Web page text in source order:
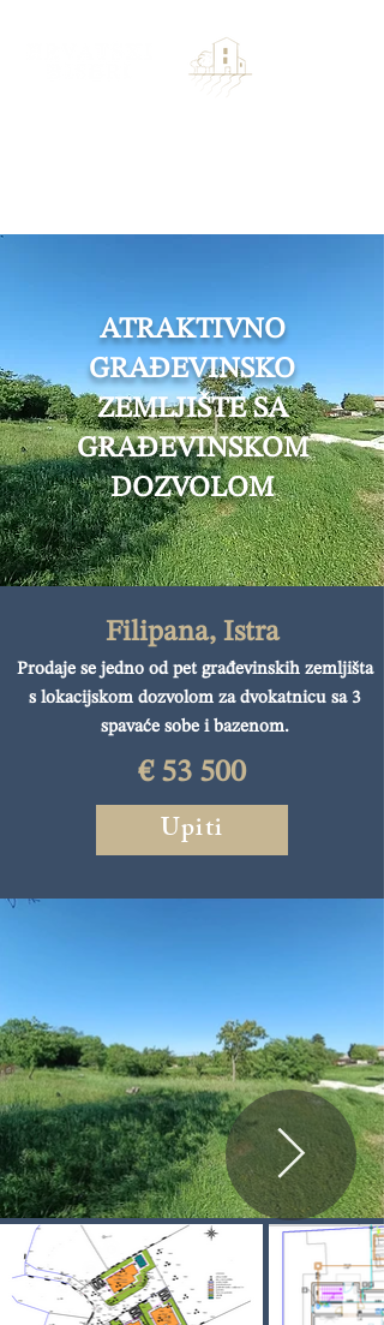
ATRAKTIVNO
GRAĐEVINSKO
ZEMLJIŠTE SA
GRAĐEVINSKOM
DOZVOLOM
Filipana, Istra
Prodaje se jedno od pet građevinskih zemljišta
s lokacijskom dozvolom za dvokatnicu sa 3
spavaće sobe i bazenom.
€ 53 500
Upiti